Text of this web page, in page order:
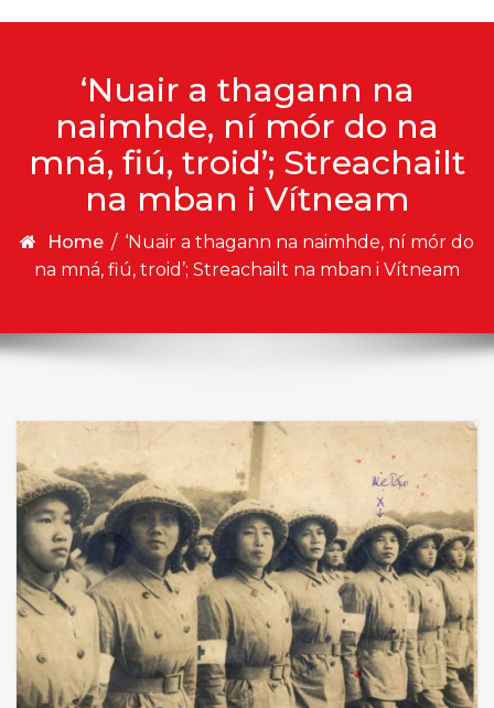
‘Nuair a thagann na
naimhde, ní mór do na
mná, fiú, troid’; Streachailt
na mban i Vítneam
Home / ‘Nuair a thagann na naimhde, ní mór do
na mná, fiú, troid’; Streachailt na mban i Vítneam